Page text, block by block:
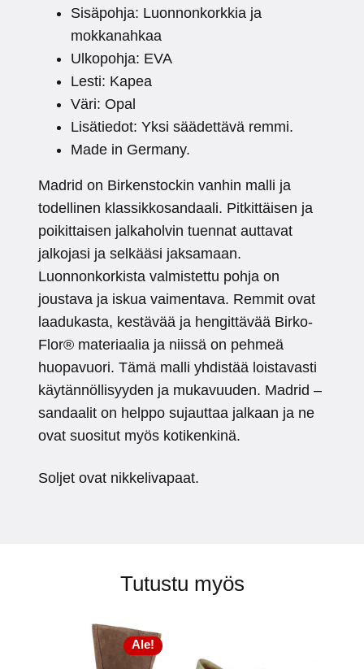
Sisäpohja: Luonnonkorkkia ja
mokkanahkaa
Ulkopohja: EVA
Lesti: Kapea
Väri: Opal
Lisätiedot: Yksi säädettävä remmi.
Made in Germany.
Madrid on Birkenstockin vanhin malli ja
todellinen klassikkosandaali. Pitkittäisen ja
poikittaisen jalkaholvin tuennat auttavat
jalkojasi ja selkääsi jaksamaan.
Luonnonkorkista valmistettu pohja on
joustava ja iskua vaimentava. Remmit ovat
laadukasta, kestävää ja hengittävää Birko-
Flor® materiaalia ja niissä on pehmeä
huopavuori. Tämä malli yhdistää loistavasti
käytännöllisyyden ja mukavuuden. Madrid –
sandaalit on helppo sujauttaa jalkaan ja ne
ovat suositut myös kotikenkinä.
Soljet ovat nikkelivapaat.
Tutustu myös
Ale!